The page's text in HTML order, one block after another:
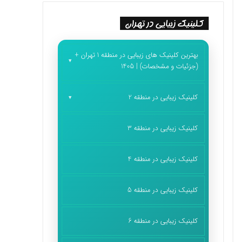
کلینیک زیبایی در تهران
بهترین کلینیک های زیبایی در منطقه 1 تهران +
(جزئیات و مشخصات) | 1405
کلینیک زیبایی در منطقه 2
کلینیک زیبایی در منطقه 3
کلینیک زیبایی در منطقه 4
کلینیک زیبایی در منطقه 5
کلینیک زیبایی در منطقه 6